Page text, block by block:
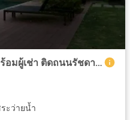
คอนโด แวนเทจ รัชวิภา ขายพร้อมผู้เช่า ติดถนนรัชดาภิเษก ใกล้ห้างสรรพสินค้าและBTS สายสีเขียว
ะว่ายน้ำ